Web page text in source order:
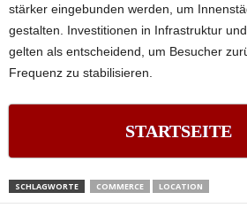
stärker eingebunden werden, um
gestalten. Investitionen in Infrastruktur
gelten als entscheidend, um Besucher
Frequenz zu stabilisieren.
STARTSEITE
SCHLAGWORTE COMMERCE LOCATION